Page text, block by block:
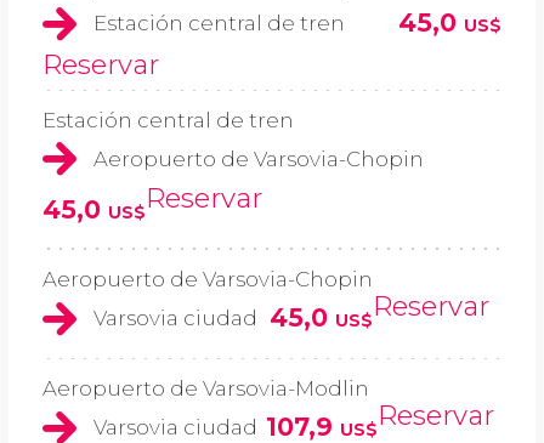
Estación central de tren
45,0 US$
Reservar
Estación central de tren
Aeropuerto de Varsovia-Chopin
45,0 US$Reservar
Aeropuerto de Varsovia-Chopin
Varsovia ciudad
45,0 US$Reservar
Aeropuerto de Varsovia-Modlin
Varsovia ciudad 107,9 US$Reservar